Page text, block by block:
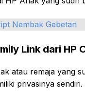
Nembak Gebetan
Link dari HP
atau remaja yang
privasinya sendiri.